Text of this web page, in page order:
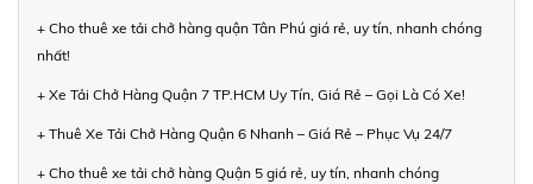
+ Cho thuê xe tải chở hàng quận Tân Phú giá rẻ, uy tín, nhanh chóng
nhất!
+ Xe Tải Chở Hàng Quận 7 TP.HCM Uy Tín, Giá Rẻ – Gọi Là Có Xe!
+ Thuê Xe Tải Chở Hàng Quận 6 Nhanh – Giá Rẻ – Phục Vụ 24/7
+ Cho thuê xe tải chở hàng Quận 5 giá rẻ, uy tín, nhanh chóng